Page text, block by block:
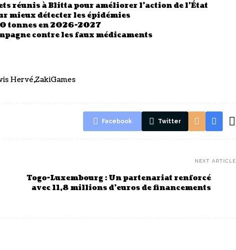
réunis à Blitta pour améliorer l’action de l’État
mieux détecter les épidémies
tonnes en 2026-2027
contre les faux médicaments
Hervé ZakiGames
Facebook Twitter
NEXT ARTICLE
Togo-Luxembourg : Un partenariat renforcé
avec 11,8 millions d’euros de financements